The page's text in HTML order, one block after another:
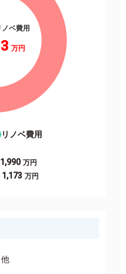
ベ費用
リノベ費用
1,173